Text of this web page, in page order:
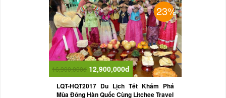
23%
16,900,000đ 12,900,000đ
LQT-HQT2017 Du Lịch Tết Khám Phá
Mùa Đông Hàn Quốc Cùng Litchee Travel